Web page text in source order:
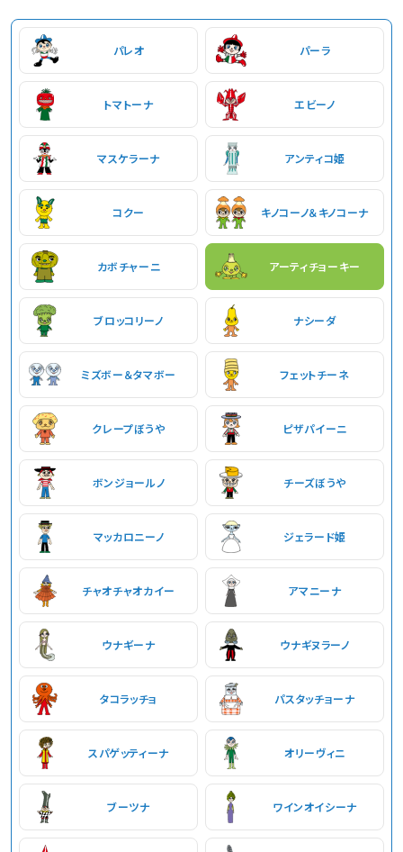
パレオ パーラ
トマトーナ エビーノ
マスケラーナ アンティコ姫
コクー キノコーノ＆キノコーナ
カボチャーニ アーティチョーキー
ブロッコリーノ ナシーダ
ミズボー＆タマボー フェットチーネ
クレープぼうや ピザパイーニ
ボンジョールノ チーズぼうや
マッカロニーノ ジェラード姫
チャオチャオカイー アマニーナ
ウナギーナ ウナギヌラーノ
タコラッチョ パスタッチョーナ
スパゲッティーナ オリーヴィニ
ブーツナ ワインオイシーナ